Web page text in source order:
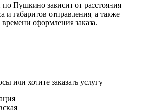
по Пушкино зависит от расстояния
и габаритов отправления, а также
оформления заказа.
или хотите заказать услугу